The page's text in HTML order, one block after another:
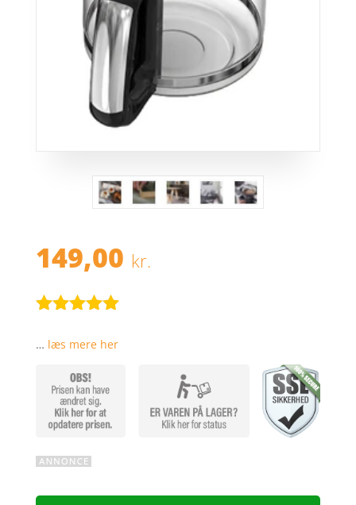
149,00 kr.
som4.9
baseret på
kundebedøm
melser
… læs mere her